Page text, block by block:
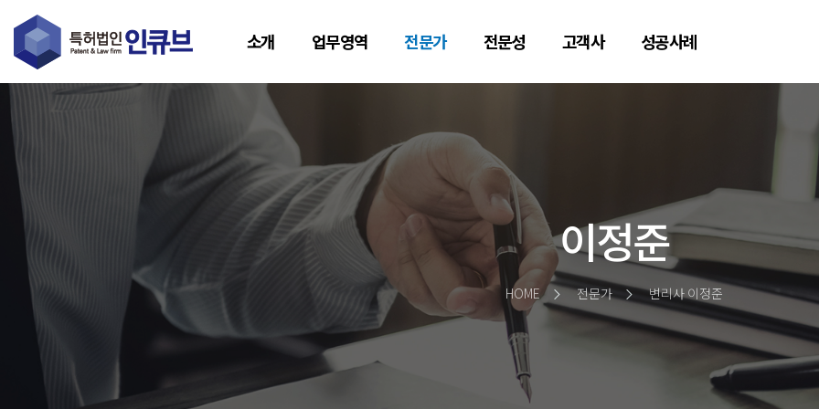
소개 업무영역 전문가 전문성 고객사 성공사례
이정준
HOME 전문가 변리사 이정준